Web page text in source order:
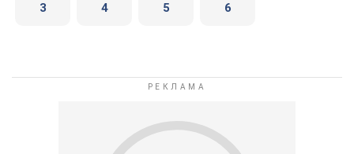
3 4 5 6